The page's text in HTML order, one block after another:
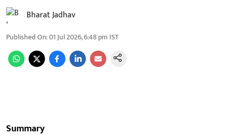
Bharat Jadhav
Published On:01 Jul 2026, 6:48 pm IST
Summary